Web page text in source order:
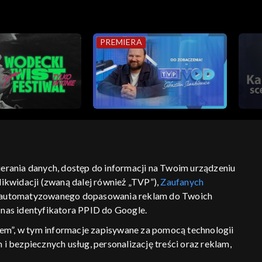
PREMIERA
informacje o dostawcy usług
danych, dostęp do informacji na Twoim urządzeniu
(zwaną dalej również „TVP”), Zaufanych
dopasowania reklam do Twoich
identyfikatora PPID do Google.
w tym informacje zapisywane za pomocą technologii
usług, personalizację treści oraz reklam,